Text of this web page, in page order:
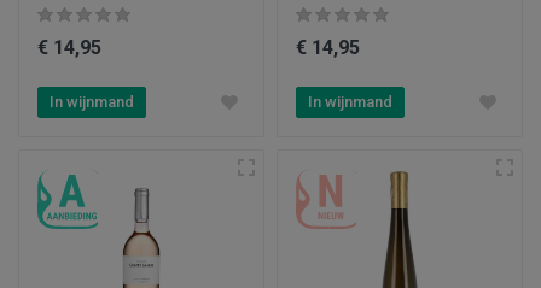
€ 14,95
In wijnmand
€ 14,95
In wijnmand